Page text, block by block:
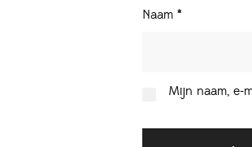
Naam *
Mijn naam, e-